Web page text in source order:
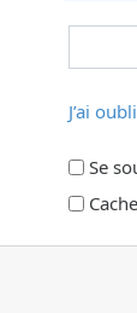
J’ai
Se